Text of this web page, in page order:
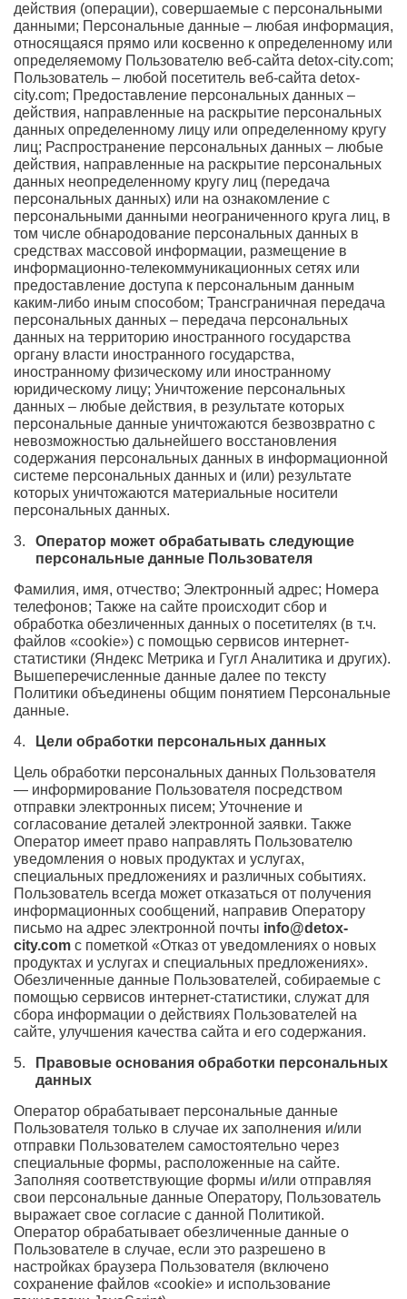
действия (операции), совершаемые с персональными
данными; Персональные данные – любая информация,
относящаяся прямо или косвенно к определенному или
определяемому Пользователю веб-сайта detox-city.com;
Пользователь – любой посетитель веб-сайта detox-
city.com; Предоставление персональных данных –
действия, направленные на раскрытие персональных
данных определенному лицу или определенному кругу
лиц; Распространение персональных данных – любые
действия, направленные на раскрытие персональных
данных неопределенному кругу лиц (передача
персональных данных) или на ознакомление с
персональными данными неограниченного круга лиц, в
том числе обнародование персональных данных в
средствах массовой информации, размещение в
информационно-телекоммуникационных сетях или
предоставление доступа к персональным данным
каким-либо иным способом; Трансграничная передача
персональных данных – передача персональных
данных на территорию иностранного государства
органу власти иностранного государства,
иностранному физическому или иностранному
юридическому лицу; Уничтожение персональных
данных – любые действия, в результате которых
персональные данные уничтожаются безвозвратно с
невозможностью дальнейшего восстановления
содержания персональных данных в информационной
системе персональных данных и (или) результате
которых уничтожаются материальные носители
персональных данных.
Оператор может обрабатывать следующие
персональные данные Пользователя
Фамилия, имя, отчество; Электронный адрес; Номера
телефонов; Также на сайте происходит сбор и
обработка обезличенных данных о посетителях (в т.ч.
файлов «cookie») с помощью сервисов интернет-
статистики (Яндекс Метрика и Гугл Аналитика и других).
Вышеперечисленные данные далее по тексту
Политики объединены общим понятием Персональные
данные.
Цели обработки персональных данных
Цель обработки персональных данных Пользователя
— информирование Пользователя посредством
отправки электронных писем; Уточнение и
согласование деталей электронной заявки. Также
Оператор имеет право направлять Пользователю
уведомления о новых продуктах и услугах,
специальных предложениях и различных событиях.
Пользователь всегда может отказаться от получения
информационных сообщений, направив Оператору
письмо на адрес электронной почты info@detox-
city.com с пометкой «Отказ от уведомлениях о новых
продуктах и услугах и специальных предложениях».
Обезличенные данные Пользователей, собираемые с
помощью сервисов интернет-статистики, служат для
сбора информации о действиях Пользователей на
сайте, улучшения качества сайта и его содержания.
Правовые основания обработки персональных
данных
Оператор обрабатывает персональные данные
Пользователя только в случае их заполнения и/или
отправки Пользователем самостоятельно через
специальные формы, расположенные на сайте.
Заполняя соответствующие формы и/или отправляя
свои персональные данные Оператору, Пользователь
выражает свое согласие с данной Политикой.
Оператор обрабатывает обезличенные данные о
Пользователе в случае, если это разрешено в
настройках браузера Пользователя (включено
сохранение файлов «cookie» и использование